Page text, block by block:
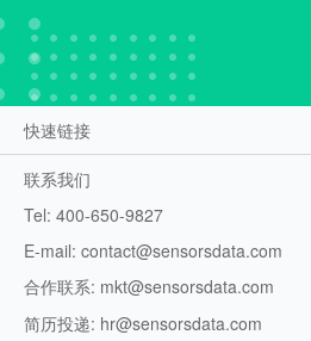
快速链接
联系我们
Tel: 400-650-9827
E-mail: contact@sensorsdata.com
合作联系: mkt@sensorsdata.com
简历投递: hr@sensorsdata.com